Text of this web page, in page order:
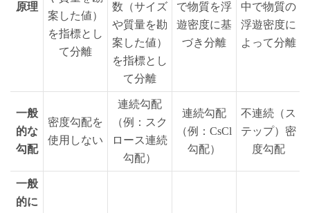
原理
案した値）
を指標とし
て分離
数（サイズ
や質量を勘
案した値）
を指標とし
て分離
で物質を浮
遊密度に基
づき分離
中で物質の
浮遊密度に
よって分離
一般
的な
勾配
密度勾配を
使用しない
連続勾配
（例：スク
ロース連続
勾配）
連続勾配
（例：CsCl
勾配）
不連続（ス
テップ）密
度勾配
一般
的に